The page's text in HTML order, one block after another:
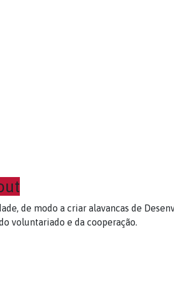
de modo a criar alavancas de
voluntariado e da cooperação.